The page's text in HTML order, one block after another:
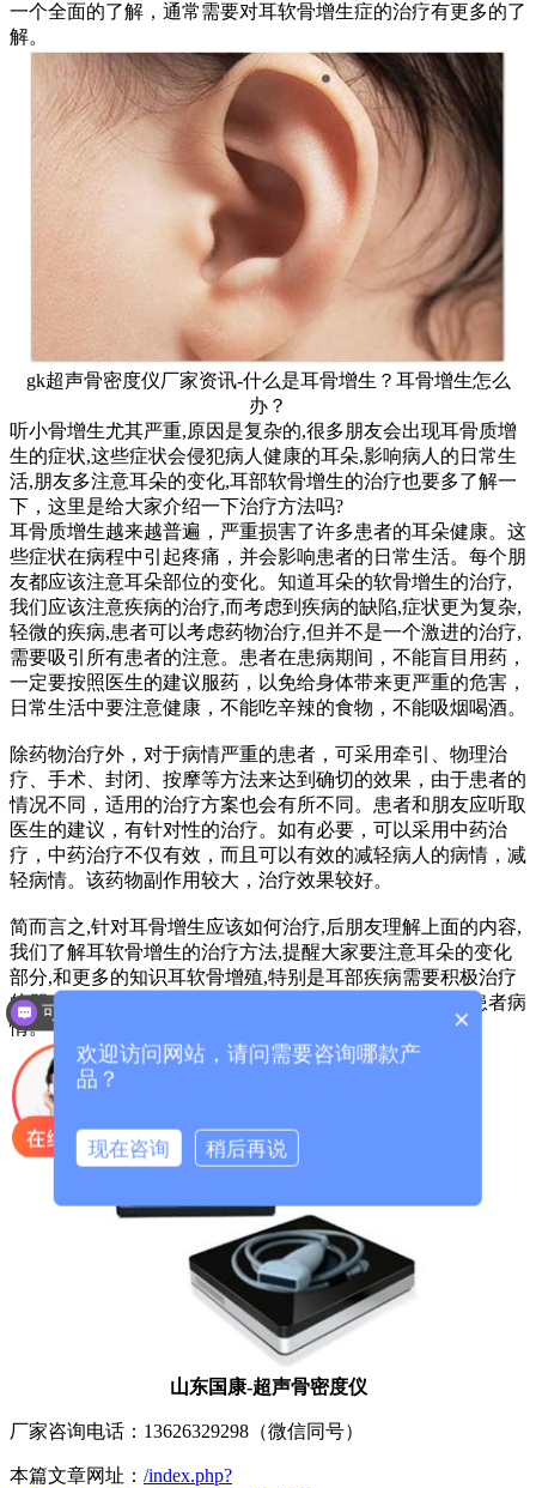
一个全面的了解，通常需要对耳软骨增生症的治疗有更多的了
解。
gk超声骨密度仪厂家资讯-什么是耳骨增生？耳骨增生怎么
办？
听小骨增生尤其严重,原因是复杂的,很多朋友会出现耳骨质增
生的症状,这些症状会侵犯病人健康的耳朵,影响病人的日常生
活,朋友多注意耳朵的变化,耳部软骨增生的治疗也要多了解一
下，这里是给大家介绍一下治疗方法吗?
耳骨质增生越来越普遍，严重损害了许多患者的耳朵健康。这
些症状在病程中引起疼痛，并会影响患者的日常生活。每个朋
友都应该注意耳朵部位的变化。知道耳朵的软骨增生的治疗,
我们应该注意疾病的治疗,而考虑到疾病的缺陷,症状更为复杂,
轻微的疾病,患者可以考虑药物治疗,但并不是一个激进的治疗,
需要吸引所有患者的注意。患者在患病期间，不能盲目用药，
一定要按照医生的建议服药，以免给身体带来更严重的危害，
日常生活中要注意健康，不能吃辛辣的食物，不能吸烟喝酒。
除药物治疗外，对于病情严重的患者，可采用牵引、物理治
疗、手术、封闭、按摩等方法来达到确切的效果，由于患者的
情况不同，适用的治疗方案也会有所不同。患者和朋友应听取
医生的建议，有针对性的治疗。如有必要，可以采用中药治
疗，中药治疗不仅有效，而且可以有效的减轻病人的病情，减
轻病情。该药物副作用较大，治疗效果较好。
简而言之,针对耳骨增生应该如何治疗,后朋友理解上面的内容,
我们了解耳软骨增生的治疗方法,提醒大家要注意耳朵的变化
部分,和更多的知识耳软骨增殖,特别是耳部疾病需要积极治疗
的朋友，应仔细了解以上治疗方法，及早治疗才能缓解患者病
情。
山东国康-超声骨密度仪
厂家咨询电话：13626329298（微信同号）
本篇文章网址： /index.php?
×
欢迎访问网站，请问需要咨询哪款产
品？
现在咨询 稍后再说